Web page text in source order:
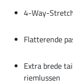
4-Way-
Flatterende
Extra brede
riemlussen